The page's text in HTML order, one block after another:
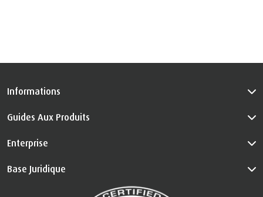
Informations
Guides Aux Produits
Enterprise
Base Juridique